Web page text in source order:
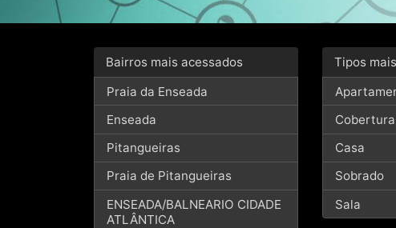
Bairros mais acessados
Praia da Enseada
Enseada
Pitangueiras
Praia de Pitangueiras
ENSEADA/BALNEARIO CIDADE
ATLÂNTICA
Tipos
Cobertura
Casa
Sobrado
Sala